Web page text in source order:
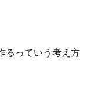
るっていう考え方